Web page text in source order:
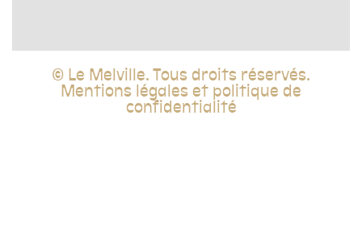
© Le Melville. Tous droits réservés.
Mentions légales et politique de
confidentialité